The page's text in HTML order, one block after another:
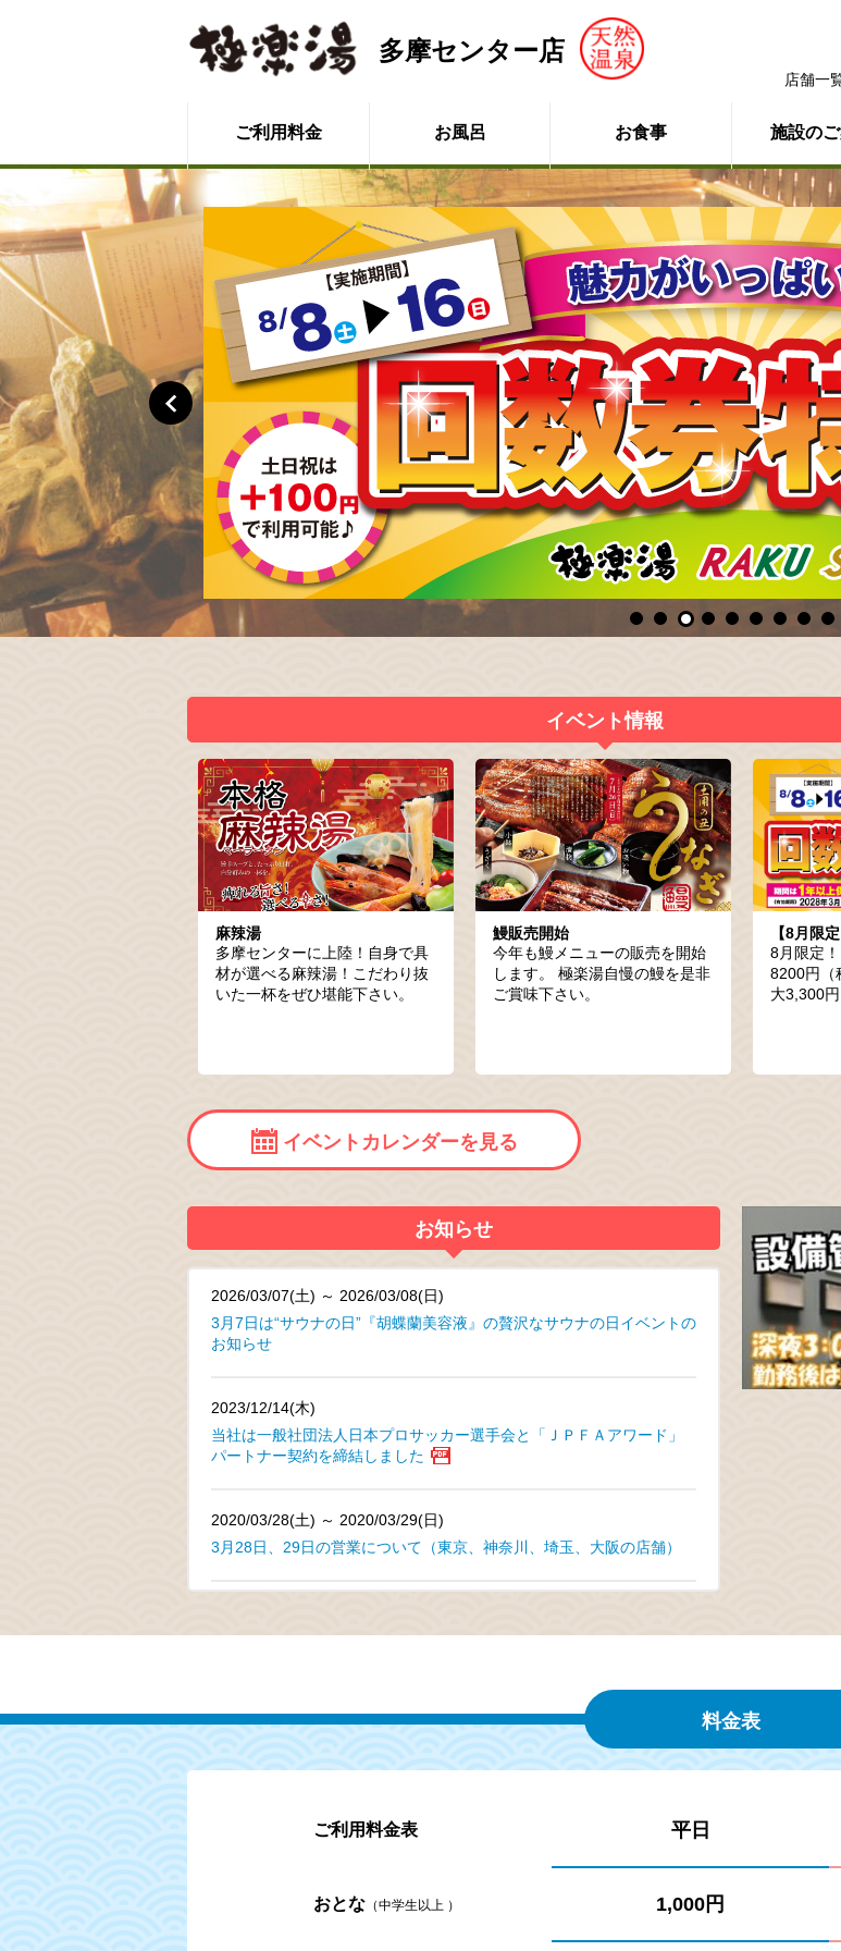
多摩センター店
ご利用料金 お風呂 お食事 施設の
店舗一
イベント情報
麻辣湯
多摩センターに上陸！自身で具
材が選べる麻辣湯！こだわり抜
いた一杯をぜひ堪能下さい。
鰻販売開始
今年も鰻メニューの販売を開始
します。 極楽湯自慢の鰻を是非
ご賞味下さい。
【8月限
8月限定
8200円（
大3,300円
イベントカレンダーを見る
お知らせ
2026/03/07(土) ～ 2026/03/08(日)
3月7日は“サウナの日”『胡蝶蘭美容液』の贅沢なサウナの日イベントの
お知らせ
2023/12/14(木)
当社は一般社団法人日本プロサッカー選手会と「ＪＰＦＡアワード」
パートナー契約を締結しました
2020/03/28(土) ～ 2020/03/29(日)
3月28日、29日の営業について（東京、神奈川、埼玉、大阪の店舗）
料金表
ご利用料金表 平日
おとな （中学生以上 ） 1,000円